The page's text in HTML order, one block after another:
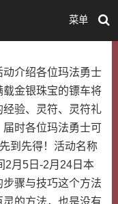
菜单
介绍各位玛法勇士
金银珠宝的镖车将
验、灵符、灵符礼
时各位玛法勇士可
到先得！活动名称
2月5日-2月24日本
骤与技巧这个方法
的方法，也是没有